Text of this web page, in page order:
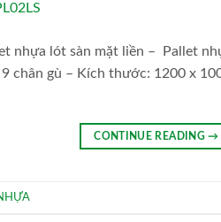
nhựa lót sàn mặt liền – Pallet
chân gù – Kích thước: 1200 x
CONTINUE READING→